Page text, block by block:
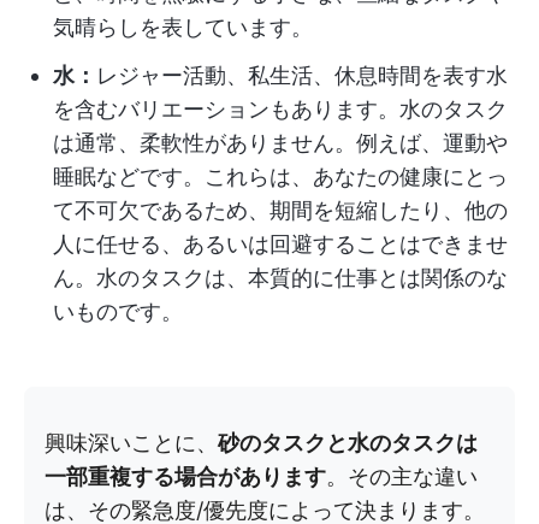
気晴らしを表しています。
水： レジャー活動、私生活、休息時間を表す水
を含むバリエーションもあります。水のタスク
は通常、柔軟性がありません。例えば、運動や
睡眠などです。これらは、あなたの健康にとっ
て不可欠であるため、期間を短縮したり、他の
人に任せる、あるいは回避することはできませ
ん。水のタスクは、本質的に仕事とは関係のな
いものです。
興味深いことに、砂のタスクと水のタスクは
一部重複する場合があります。その主な違い
は、その緊急度/優先度によって決まります。